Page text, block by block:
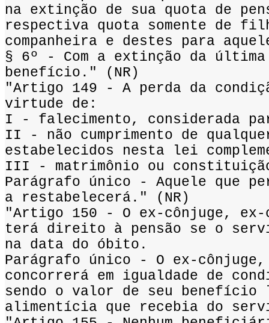
na extinção de sua quota de
respectiva quota somente de
companheira e destes para
§ 6º - Com a extinção da
benefício." (NR)
"Artigo 149 - A perda da
virtude de:
I - falecimento, considerada
II - não cumprimento de
estabelecidos nesta lei
III - matrimônio ou
Parágrafo único - Aquele que
a restabelecerá." (NR)
"Artigo 150 - O ex-cônjuge, ex-
terá direito à pensão se o
na data do óbito.
Parágrafo único - O ex-cônjuge,
concorrerá em igualdade de
sendo o valor de seu benefício
alimentícia que recebia do